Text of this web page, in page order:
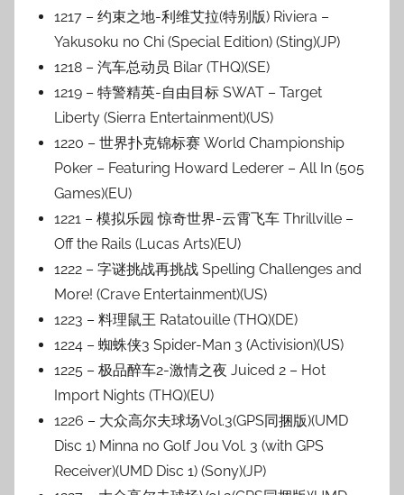
1217 – 约束之地-利维艾拉(特别版) Riviera –
Yakusoku no Chi (Special Edition) (Sting)(JP)
1218 – 汽车总动员 Bilar (THQ)(SE)
1219 – 特警精英-自由目标 SWAT – Target
Liberty (Sierra Entertainment)(US)
1220 – 世界扑克锦标赛 World Championship
Poker – Featuring Howard Lederer – All In (505
Games)(EU)
1221 – 模拟乐园 惊奇世界-云霄飞车 Thrillville –
Off the Rails (Lucas Arts)(EU)
1222 – 字谜挑战再挑战 Spelling Challenges and
More! (Crave Entertainment)(US)
1223 – 料理鼠王 Ratatouille (THQ)(DE)
1224 – 蜘蛛侠3 Spider-Man 3 (Activision)(US)
1225 – 极品醉车2-激情之夜 Juiced 2 – Hot
Import Nights (THQ)(EU)
1226 – 大众高尔夫球场Vol.3(GPS同捆版)(UMD
Disc 1) Minna no Golf Jou Vol. 3 (with GPS
Receiver)(UMD Disc 1) (Sony)(JP)